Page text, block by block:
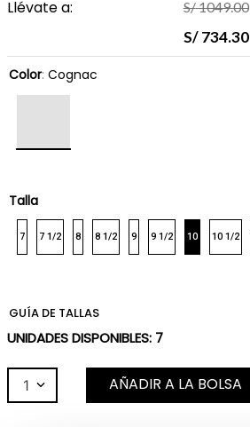
Llévate a: S/1049.00
S/ 734.30
Color: Cognac
Talla
7 7 1/2 8 8 1/2 9 9 1/2 10 10 1/2
GUÍA DE TALLAS
UNIDADES DISPONIBLES: 7
1 AÑADIR A LA BOLSA